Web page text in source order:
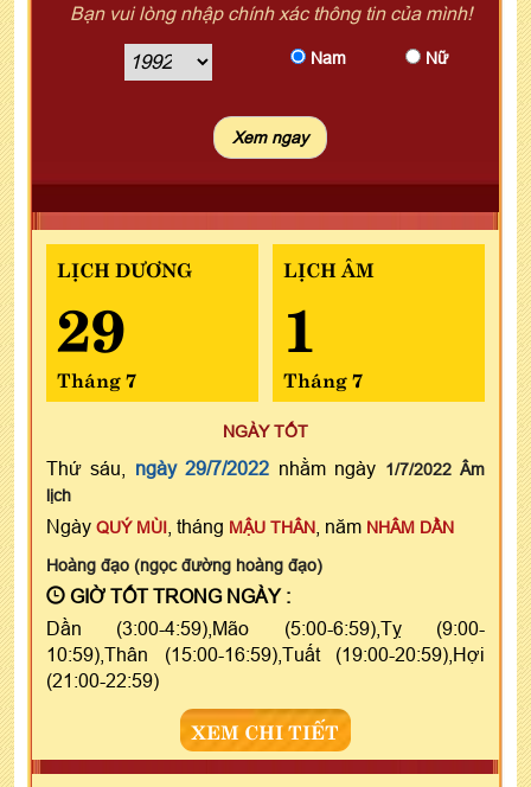
Bạn vui lòng nhập chính xác thông tin của mình!
Nam Nữ
LỊCH DƯƠNG
29
Tháng 7
LỊCH ÂM
1
Tháng 7
NGÀY TỐT
Thứ sáu, ngày 29/7/2022 nhằm ngày 1/7/2022 Âm
lịch
Ngày QUÝ MÙI , tháng MẬU THÂN , năm NHÂM DẦN
Hoàng đạo (ngọc đường hoàng đạo)
GIỜ TỐT TRONG NGÀY :
Dần (3:00-4:59),Mão (5:00-6:59),Tỵ (9:00-
10:59),Thân (15:00-16:59),Tuất (19:00-20:59),Hợi
(21:00-22:59)
XEM CHI TIẾT